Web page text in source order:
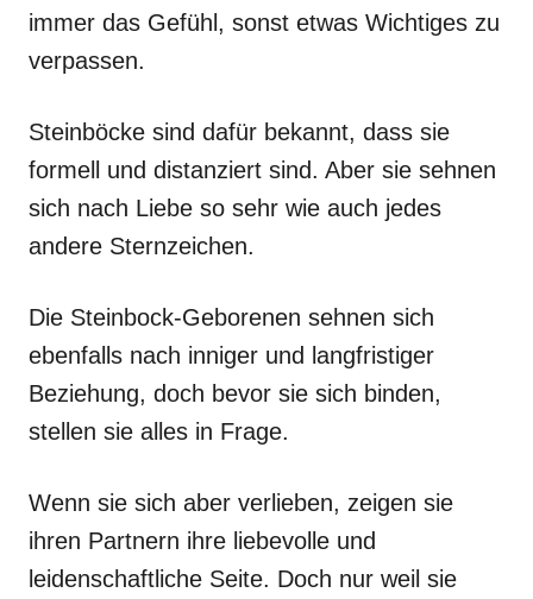
immer das Gefühl, sonst etwas Wichtiges zu
verpassen.
Steinböcke sind dafür bekannt, dass sie
formell und distanziert sind. Aber sie sehnen
sich nach Liebe so sehr wie auch jedes
andere Sternzeichen.
Die Steinbock-Geborenen sehnen sich
ebenfalls nach inniger und langfristiger
Beziehung, doch bevor sie sich binden,
stellen sie alles in Frage.
Wenn sie sich aber verlieben, zeigen sie
ihren Partnern ihre liebevolle und
leidenschaftliche Seite. Doch nur weil sie